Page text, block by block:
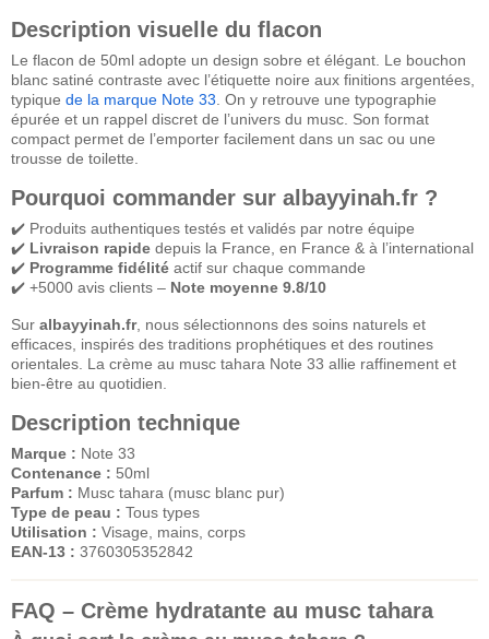
Description visuelle du flacon
Le flacon de 50ml adopte un design sobre et élégant. Le bouchon
blanc satiné contraste avec l’étiquette noire aux finitions argentées,
typique de la marque Note 33 . On y retrouve une typographie
épurée et un rappel discret de l’univers du musc. Son format
compact permet de l’emporter facilement dans un sac ou une
trousse de toilette.
Pourquoi commander sur albayyinah.fr ?
✔️ Produits authentiques testés et validés par notre équipe
✔️ Livraison rapide depuis la France, en France & à l’international
✔️ Programme fidélité actif sur chaque commande
✔️ +5000 avis clients – Note moyenne 9.8/10
Sur albayyinah.fr, nous sélectionnons des soins naturels et
efficaces, inspirés des traditions prophétiques et des routines
orientales. La crème au musc tahara Note 33 allie raffinement et
bien-être au quotidien.
Description technique
Marque : Note 33
Contenance : 50ml
Parfum : Musc tahara (musc blanc pur)
Type de peau : Tous types
Utilisation : Visage, mains, corps
EAN-13 : 3760305352842
FAQ – Crème hydratante au musc tahara